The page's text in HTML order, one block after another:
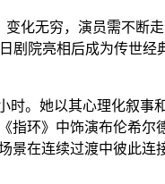
化无穷，演员需不断走
剧院亮相后成为传世经
时。她以其心理化叙事
指环》中饰演布伦希尔
景在连续过渡中彼此连